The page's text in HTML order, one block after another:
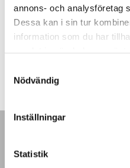
annons- och analysföretag
Dessa kan i sin tur
information som du har
Nödvändig
Inställningar
Statistik
MX9030
30 MHz batteridriven